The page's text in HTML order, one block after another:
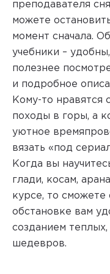
преподавателя
можете
момент сначала.
учебники –
полезнее
и подробное
Кому-то нравятся
походы в горы, а
уютное
вязать «под
Когда вы
глади, косам,
курсе, то сможете
обстановке вам
созданием
шедевров.